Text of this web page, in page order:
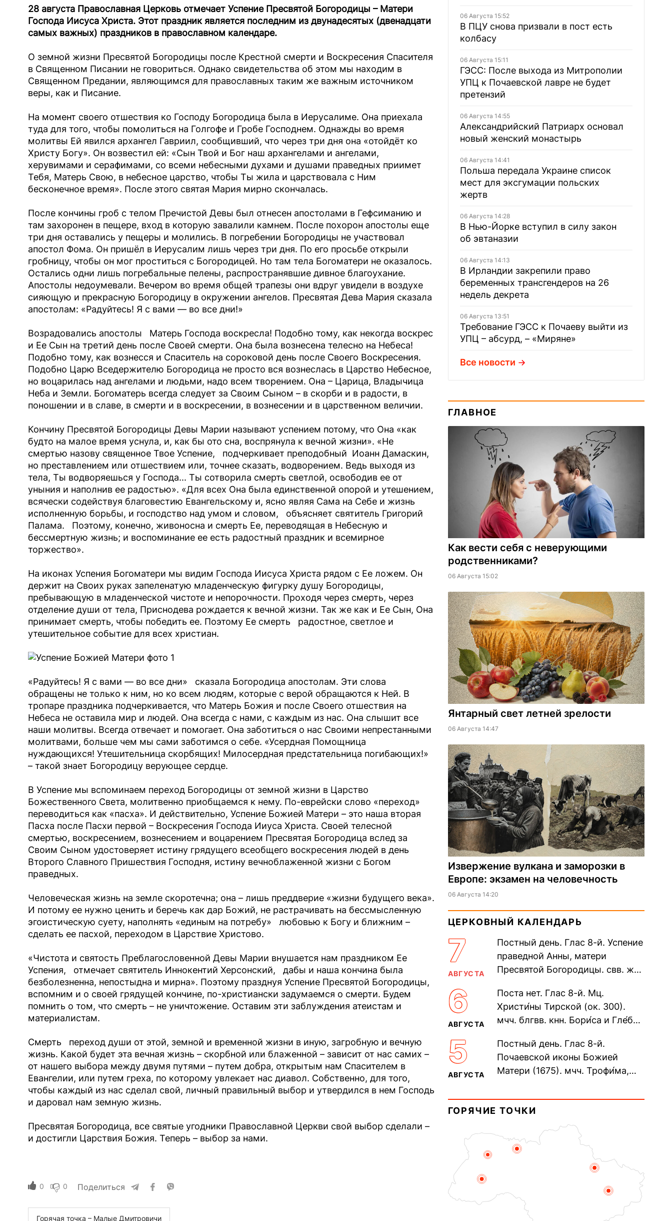
28 августа Православная Церковь отмечает Успение Пресвятой Богородицы – Матери
Господа Иисуса Христа. Этот праздник является последним из двунадесятых (двенадцати
самых важных) праздников в православном календаре.
О земной жизни Пресвятой Богородицы после Крестной смерти и Воскресения Спасителя
в Священном Писании не говориться. Однако свидетельства об этом мы находим в
Священном Предании, являющимся для православных таким же важным источником
веры, как и Писание.
На момент своего отшествия ко Господу Богородица была в Иерусалиме. Она приехала
туда для того, чтобы помолиться на Голгофе и Гробе Господнем. Однажды во время
молитвы Ей явился архангел Гавриил, сообщивший, что через три дня она «отойдёт ко
Христу Богу». Он возвестил ей: «Сын Твой и Бог наш архангелами и ангелами,
херувимами и серафимами, со всеми небесными духами и душами праведных приимет
Тебя, Матерь Свою, в небесное царство, чтобы Ты жила и царствовала с Ним
бесконечное время». После этого святая Мария мирно скончалась.
После кончины гроб с телом Пречистой Девы был отнесен апостолами в Гефсиманию и
там захоронен в пещере, вход в которую завалили камнем. После похорон апостолы еще
три дня оставались у пещеры и молились. В погребении Богородицы не участвовал
апостол Фома. Он пришёл в Иерусалим лишь через три дня. По его просьбе открыли
гробницу, чтобы он мог проститься с Богородицей. Но там тела Богоматери не оказалось.
Остались одни лишь погребальные пелены, распространявшие дивное благоухание.
Апостолы недоумевали. Вечером во время общей трапезы они вдруг увидели в воздухе
сияющую и прекрасную Богородицу в окружении ангелов. Пресвятая Дева Мария сказала
апостолам: «Радуйтесь! Я с вами — во все дни!»
Возрадовались апостолы Матерь Господа воскресла! Подобно тому, как некогда воскрес
и Ее Сын на третий день после Своей смерти. Она была вознесена телесно на Небеса!
Подобно тому, как вознесся и Спаситель на сороковой день после Своего Воскресения.
Подобно Царю Вседержителю Богородица не просто вся вознеслась в Царство Небесное,
но воцарилась над ангелами и людьми, надо всем творением. Она – Царица, Владычица
Неба и Земли. Богоматерь всегда следует за Своим Сыном – в скорби и в радости, в
поношении и в славе, в смерти и в воскресении, в вознесении и в царственном величии.
Кончину Пресвятой Богородицы Девы Марии называют успением потому, что Она «как
будто на малое время уснула, и, как бы ото сна, воспрянула к вечной жизни». «Не
смертью назову священное Твое Успение, подчеркивает преподобный Иоанн Дамаскин,
но преставлением или отшествием или, точнее сказать, водворением. Ведь выходя из
тела, Ты водворяешься у Господа... Ты сотворила смерть светлой, освободив ее от
уныния и наполнив ее радостью». «Для всех Она была единственной опорой и утешением,
всячески содействуя благовестию Евангельскому и, ясно являя Сама на Себе и жизнь
исполненную борьбы, и господство над умом и словом, объясняет святитель Григорий
Палама. Поэтому, конечно, живоносна и смерть Ее, переводящая в Небесную и
бессмертную жизнь; и воспоминание ее есть радостный праздник и всемирное
торжество».
На иконах Успения Богоматери мы видим Господа Иисуса Христа рядом с Ее ложем. Он
держит на Своих руках запеленатую младенческую фигурку душу Богородицы,
пребывающую в младенческой чистоте и непорочности. Проходя через смерть, через
отделение души от тела, Приснодева рождается к вечной жизни. Так же как и Ее Сын, Она
принимает смерть, чтобы победить ее. Поэтому Ее смерть радостное, светлое и
утешительное событие для всех христиан.
«Радуйтесь! Я с вами — во все дни» сказала Богородица апостолам. Эти слова
обращены не только к ним, но ко всем людям, которые с верой обращаются к Ней. В
тропаре праздника подчеркивается, что Матерь Божия и после Своего отшествия на
Небеса не оставила мир и людей. Она всегда с нами, с каждым из нас. Она слышит все
наши молитвы. Всегда отвечает и помогает. Она заботиться о нас Своими непрестанными
молитвами, больше чем мы сами заботимся о себе. «Усердная Помощница
нуждающихся! Утешительница скорбящих! Милосердная предстательница погибающих!»
– такой знает Богородицу верующее сердце.
В Успение мы вспоминаем переход Богородицы от земной жизни в Царство
Божественного Света, молитвенно приобщаемся к нему. По-еврейски слово «переход»
переводиться как «пасха». И действительно, Успение Божией Матери – это наша вторая
Пасха после Пасхи первой – Воскресения Господа Ииуса Христа. Своей телесной
смертью, воскресением, вознесением и воцарением Пресвятая Богородица вслед за
Своим Сыном удостоверяет истину грядущего всеобщего воскресения людей в день
Второго Славного Пришествия Господня, истину вечноблаженной жизни с Богом
праведных.
Человеческая жизнь на земле скоротечна; она – лишь преддверие «жизни будущего века».
И потому ее нужно ценить и беречь как дар Божий, не растрачивать на бессмысленную
эгоистическую суету, наполнять «единым на потребу» любовью к Богу и ближним –
сделать ее пасхой, переходом в Царствие Христово.
«Чистота и святость Преблагословенной Девы Марии внушается нам праздником Ее
Успения, отмечает святитель Иннокентий Херсонский, дабы и наша кончина была
безболезненна, непостыдна и мирна». Поэтому празднуя Успение Пресвятой Богородицы,
вспомним и о своей грядущей кончине, по-христиански задумаемся о смерти. Будем
помнить о том, что смерть – не уничтожение. Оставим эти заблуждения атеистам и
материалистам.
Смерть переход души от этой, земной и временной жизни в иную, загробную и вечную
жизнь. Какой будет эта вечная жизнь – скорбной или блаженной – зависит от нас самих –
от нашего выбора между двумя путями – путем добра, открытым нам Спасителем в
Евангелии, или путем греха, по которому увлекает нас диавол. Собственно, для того,
чтобы каждый из нас сделал свой, личный правильный выбор и утвердился в нем Господь
и даровал нам земную жизнь.
Пресвятая Богородица, все святые угодники Православной Церкви свой выбор сделали –
и достигли Царствия Божия. Теперь – выбор за нами.
0 0 Поделиться
Горячая точка – Малые Дмитровичи
06 Августа 15:52
В ПЦУ снова призвали в пост есть
колбасу
06 Августа 15:11
ГЭСС: После выхода из Митрополии
УПЦ к Почаевской лавре не будет
претензий
06 Августа 14:55
Александрийский Патриарх основал
новый женский монастырь
06 Августа 14:41
Польша передала Украине список
мест для эксгумации польских
жертв
06 Августа 14:28
В Нью-Йорке вступил в силу закон
об эвтаназии
06 Августа 14:13
В Ирландии закрепили право
беременных трансгендеров на 26
недель декрета
06 Августа 13:51
Требование ГЭСС к Почаеву выйти из
УПЦ – абсурд, – «Миряне»
Все новости
ГЛАВНОЕ
Как вести себя с неверующими
родственниками?
06 Августа 15:02
Янтарный свет летней зрелости
06 Августа 14:47
Извержение вулкана и заморозки в
Европе: экзамен на человечность
06 Августа 14:20
ЦЕРКОВНЫЙ КАЛЕНДАРЬ
7
АВГУСТА
Постный день. Глас 8-й. Успение
праведной Анны, матери
Пресвятой Богородицы. свв. жен
прп. Евпракси́и девы,...
6
АВГУСТА
Поста нет. Глас 8-й. Мц.
Христи́ны Тирской (ок. 300).
мчч. блгвв. кнн. Бори́са и Гле́ба,
Дави́да (1015). Прп....
5
АВГУСТА
Постный день. Глас 8-й.
Почаевской иконы Божией
Матери (1675). мчч. Трофи́ма,
мучеников (284–305). прав.
воина Фео́дора...
ГОРЯЧИЕ ТОЧКИ